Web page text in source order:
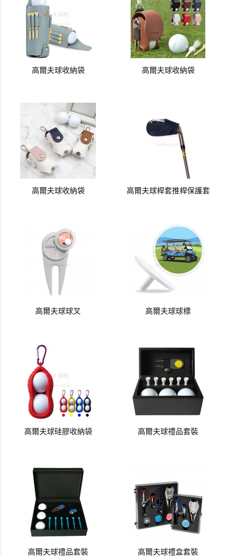
高爾夫球收納袋 高爾夫球收納袋
高爾夫球收納袋 高爾夫球桿套推桿保護套
高爾夫球球叉 高爾夫球球標
高爾夫球硅膠收納袋 高爾夫球禮品套裝
高爾夫球禮品套裝 高爾夫球禮盒套裝